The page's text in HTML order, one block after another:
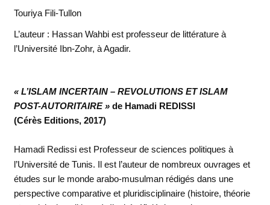
Touriya Fili-Tullon
L’auteur : Hassan Wahbi est professeur de littérature à
l’Université Ibn-Zohr, à Agadir.
« L’ISLAM INCERTAIN – REVOLUTIONS ET ISLAM
POST-AUTORITAIRE »de Hamadi REDISSI
(Cérès Editions, 2017)
Hamadi Redissi est Professeur de sciences politiques à
l’Université de Tunis. Il est l’auteur de nombreux ouvrages et
études sur le monde arabo-musulman rédigés dans une
perspective comparative et pluridisciplinaire (histoire, théorie